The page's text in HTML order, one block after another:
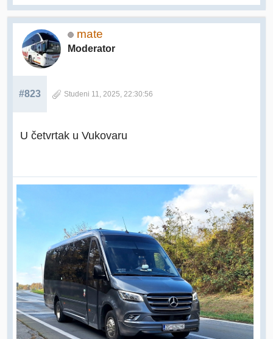
mate
Moderator
#823 Studeni 11, 2025, 22:30:56
U četvrtak u Vukovaru